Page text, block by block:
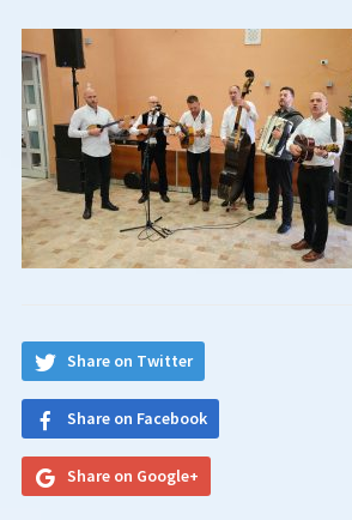
Share on Twitter
Share on Facebook
Share on Google+